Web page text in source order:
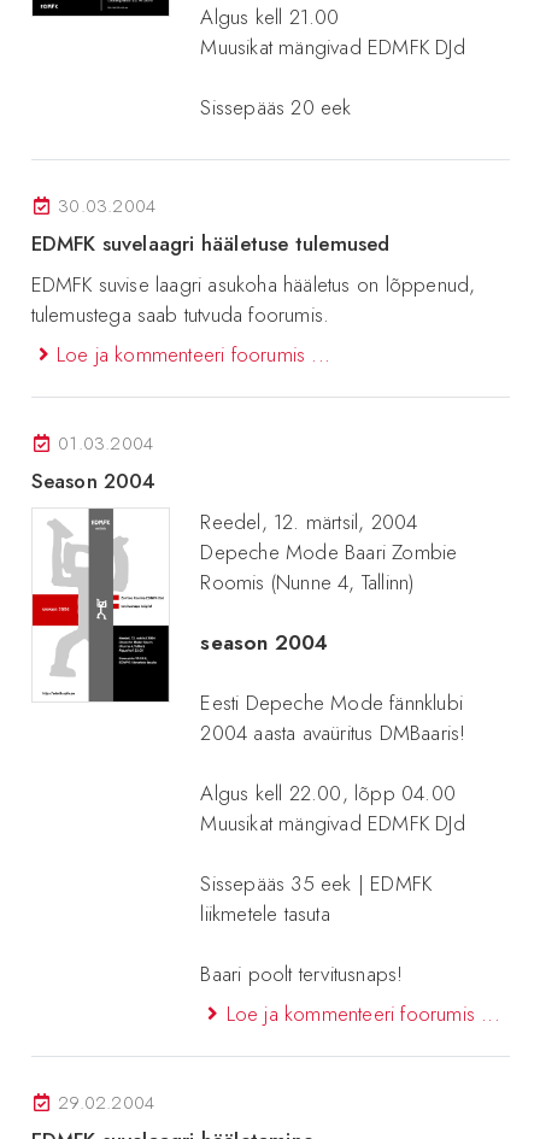
Algus kell 21.00
Muusikat mängivad EDMFK DJd
Sissepääs 20 eek
30.03.2004
EDMFK suvelaagri hääletuse tulemused
EDMFK suvise laagri asukoha hääletus on lõppenud,
tulemustega saab tutvuda foorumis.
Loe ja kommenteeri foorumis ...
01.03.2004
Season 2004
Reedel, 12. märtsil, 2004
Depeche Mode Baari Zombie
Roomis (Nunne 4, Tallinn)
season 2004
Eesti Depeche Mode fännklubi
2004 aasta avaüritus DMBaaris!
Algus kell 22.00, lõpp 04.00
Muusikat mängivad EDMFK DJd
Sissepääs 35 eek | EDMFK
liikmetele tasuta
Baari poolt tervitusnaps!
Loe ja kommenteeri foorumis ...
29.02.2004